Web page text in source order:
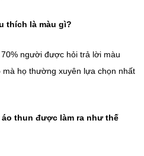
thích là màu gì?
người được hỏi trả lời màu
họ thường xuyên lựa chọn nhất
thun được làm ra như thế